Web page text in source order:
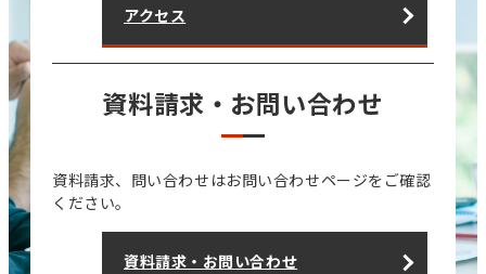
アクセス
資料請求・お問い合わせ
資料請求、問い合わせはお問い合わせページをご確認
ください。
資料請求・お問い合わせ